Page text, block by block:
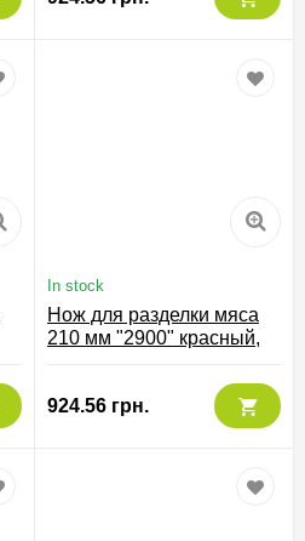
In stock
Нож для разделки мяса
210 мм "2900" красный,
924.56 грн.